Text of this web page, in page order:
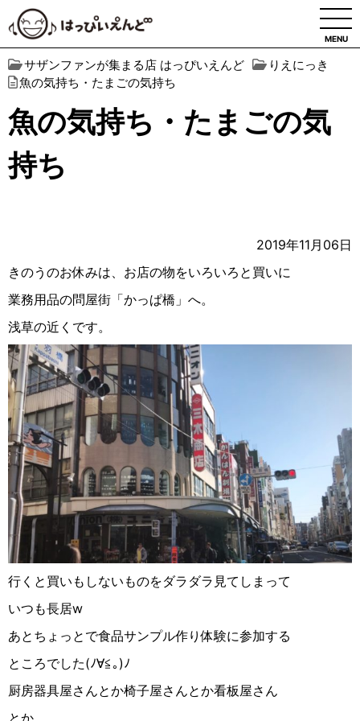
MENU
サザンファンが集まる店 はっぴいえんど
りえにっき
魚の気持ち・たまごの気持ち
魚の気持ち・たまごの気
持ち
2019年11月06日
きのうのお休みは、お店の物をいろいろと買いに
業務用品の問屋街「かっぱ橋」へ。
浅草の近くです。
行くと買いもしないものをダラダラ見てしまって
いつも長居w
あとちょっとで食品サンプル作り体験に参加する
ところでした(ﾉ∀︎≦︎｡ )ﾉ
厨房器具屋さんとか椅子屋さんとか看板屋さん